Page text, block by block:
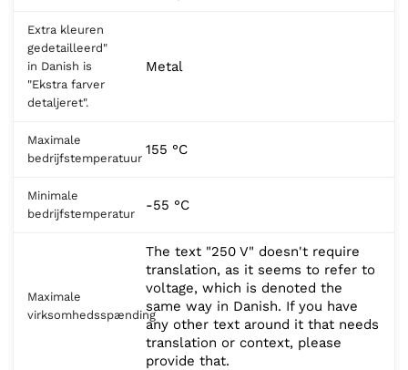
Extra kleuren
gedetailleerd"
in Danish is
"Ekstra farver
detaljeret".
Metal
Maximale
bedrijfstemperatuur
155 °C
Minimale
bedrijfstemperatur
-55 °C
Maximale
virksomhedsspænding
The text "250 V" doesn't require
translation, as it seems to refer to
voltage, which is denoted the
same way in Danish. If you have
any other text around it that needs
translation or context, please
provide that.